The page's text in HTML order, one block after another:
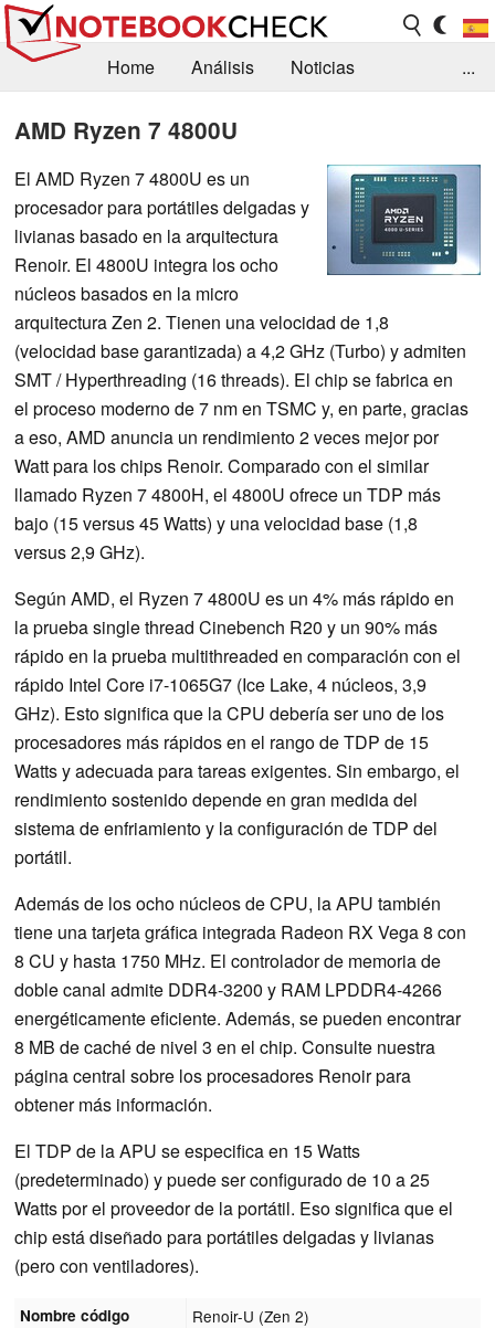
Home Análisis
Noticias
Contacto
...
AMD Ryzen 7 4800U
El AMD Ryzen 7 4800U es un
procesador para portátiles delgadas y
livianas basado en la arquitectura
Renoir. El 4800U integra los ocho
núcleos basados en la micro
arquitectura Zen 2. Tienen una velocidad de 1,8
(velocidad base garantizada) a 4,2 GHz (Turbo) y admiten
SMT / Hyperthreading (16 threads). El chip se fabrica en
el proceso moderno de 7 nm en TSMC y, en parte, gracias
a eso, AMD anuncia un rendimiento 2 veces mejor por
Watt para los chips Renoir. Comparado con el similar
llamado Ryzen 7 4800H, el 4800U ofrece un TDP más
bajo (15 versus 45 Watts) y una velocidad base (1,8
versus 2,9 GHz).
Según AMD, el Ryzen 7 4800U es un 4% más rápido en
la prueba single thread Cinebench R20 y un 90% más
rápido en la prueba multithreaded en comparación con el
rápido Intel Core i7-1065G7 (Ice Lake, 4 núcleos, 3,9
GHz). Esto significa que la CPU debería ser uno de los
procesadores más rápidos en el rango de TDP de 15
Watts y adecuada para tareas exigentes. Sin embargo, el
rendimiento sostenido depende en gran medida del
sistema de enfriamiento y la configuración de TDP del
portátil.
Además de los ocho núcleos de CPU, la APU también
tiene una tarjeta gráfica integrada Radeon RX Vega 8 con
8 CU y hasta 1750 MHz. El controlador de memoria de
doble canal admite DDR4-3200 y RAM LPDDR4-4266
energéticamente eficiente. Además, se pueden encontrar
8 MB de caché de nivel 3 en el chip. Consulte nuestra
página central sobre los procesadores Renoir para
obtener más información.
El TDP de la APU se especifica en 15 Watts
(predeterminado) y puede ser configurado de 10 a 25
Watts por el proveedor de la portátil. Eso significa que el
chip está diseñado para portátiles delgadas y livianas
(pero con ventiladores).
Nombre código Renoir-U (Zen 2)